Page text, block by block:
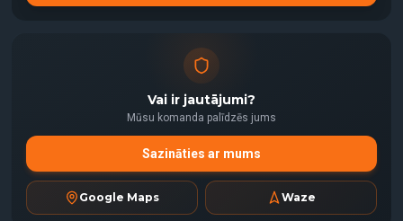
Vai ir jautājumi?
Mūsu komanda palīdzēs jums
Sazināties ar mums
Google Maps Waze